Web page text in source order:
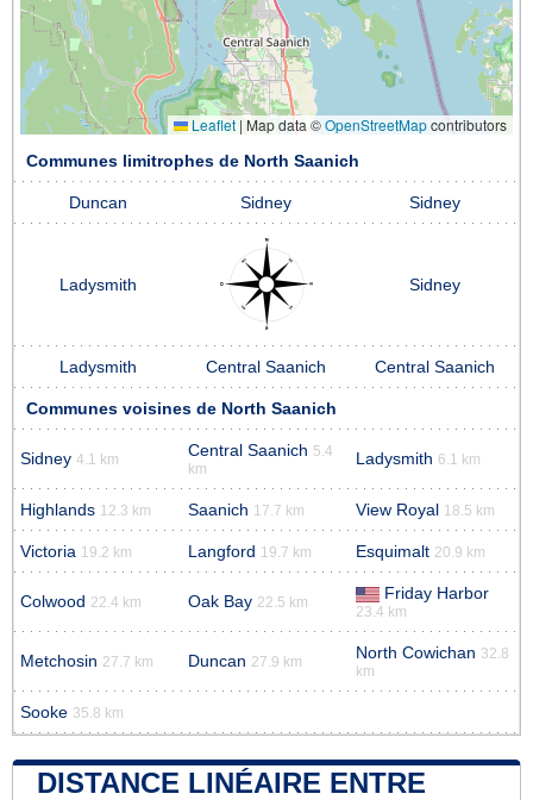
Leaflet | Map data ©OpenStreetMapcontributors
Communes limitrophes de North Saanich
Duncan Sidney Sidney
Ladysmith Sidney
Ladysmith Central Saanich Central Saanich
Communes voisines de North Saanich
Sidney 4.1 km Central Saanich 5.4
km
Ladysmith 6.1 km
Highlands 12.3 km Saanich 17.7 km View Royal 18.5 km
Victoria 19.2 km Langford 19.7 km Esquimalt 20.9 km
Colwood 22.4 km Oak Bay 22.5 km Friday Harbor
23.4 km
Metchosin 27.7 km Duncan 27.9 km North Cowichan 32.8
km
Sooke 35.8 km
DISTANCE LINÉAIRE ENTRE